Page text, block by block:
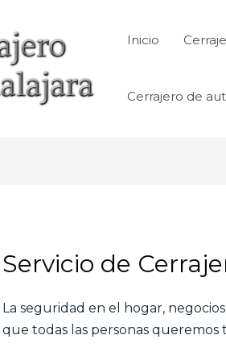
Inicio
Cerrajero de
Servicio de
La seguridad en el hogar,
que todas las personas